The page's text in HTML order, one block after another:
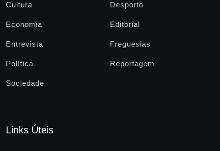
Cultura Desporto
Economia Editorial
Entrevista Freguesias
Política Reportagem
Sociedade
Links Úteis